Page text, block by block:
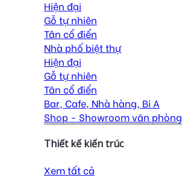
Hiện đại
Gỗ tự nhiên
Tân cổ điển
Nhà phố biệt thự
Hiện đại
Gỗ tự nhiên
Tân cổ điển
Bar, Cafe, Nhà hàng, Bi A
Shop - Showroom văn phòng
Thiết kế kiến trúc
Xem tất cả